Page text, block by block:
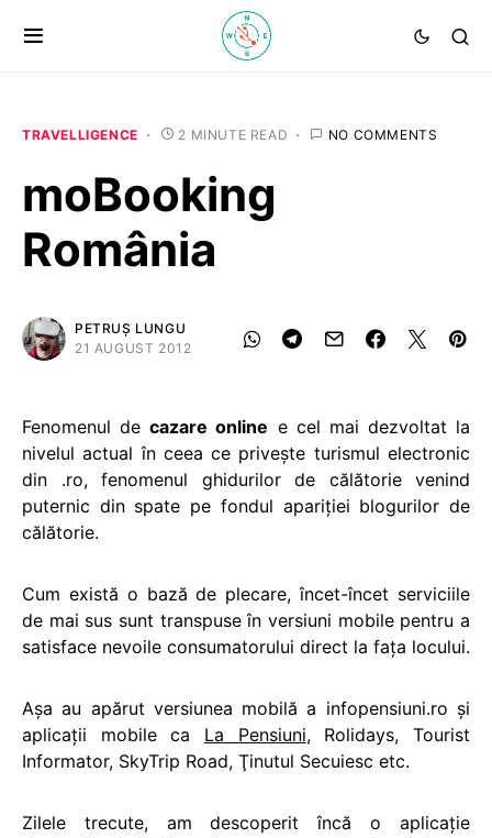
TRAVELLIGENCE 2 MINUTE READ NO COMMENTS
moBooking
România
PETRUȘ LUNGU
21 AUGUST 2012
Fenomenul decazare online e cel mai dezvoltat la
nivelul actual în ceea ce priveşte turismul electronic
din .ro, fenomenul ghidurilor de călătorie venind
puternic din spate pe fondul apariţiei blogurilor de
călătorie.
Cum există o bază de plecare, încet-încet serviciile
de mai sus sunt transpuse în versiuni mobile pentru a
satisface nevoile consumatorului direct la faţa locului.
Aşa au apărut versiunea mobilă a infopensiuni.ro şi
aplicaţii mobile ca La Pensiuni, Rolidays, Tourist
Informator, SkyTrip Road, Ţinutul Secuiesc etc.
Zilele trecute, am descoperit încă o aplicaţie